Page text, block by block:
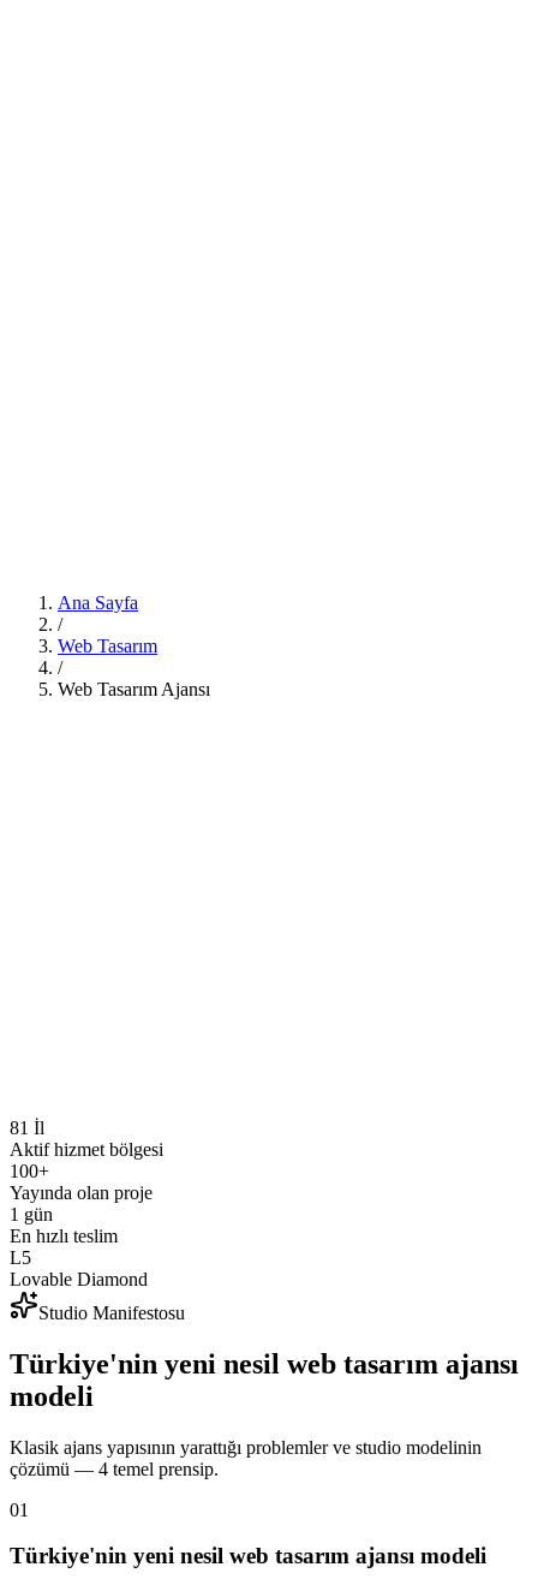
Ana Sayfa
/
Web Tasarım
/
Web Tasarım Ajansı
81 İl Uzaktan
Tüm Türkiye'ye aynı paket fiyatları, KDV dahil
81 İl
Aktif hizmet bölgesi
100+
Yayında olan proje
1 gün
En hızlı teslim
L5
Lovable Diamond
Studio Manifestosu
Türkiye'nin yeni nesil web tasarım ajansı
modeli
Klasik ajans yapısının yarattığı problemler ve studio modelinin
çözümü — 4 temel prensip.
01
Türkiye'nin yeni nesil web tasarım ajansı modeli